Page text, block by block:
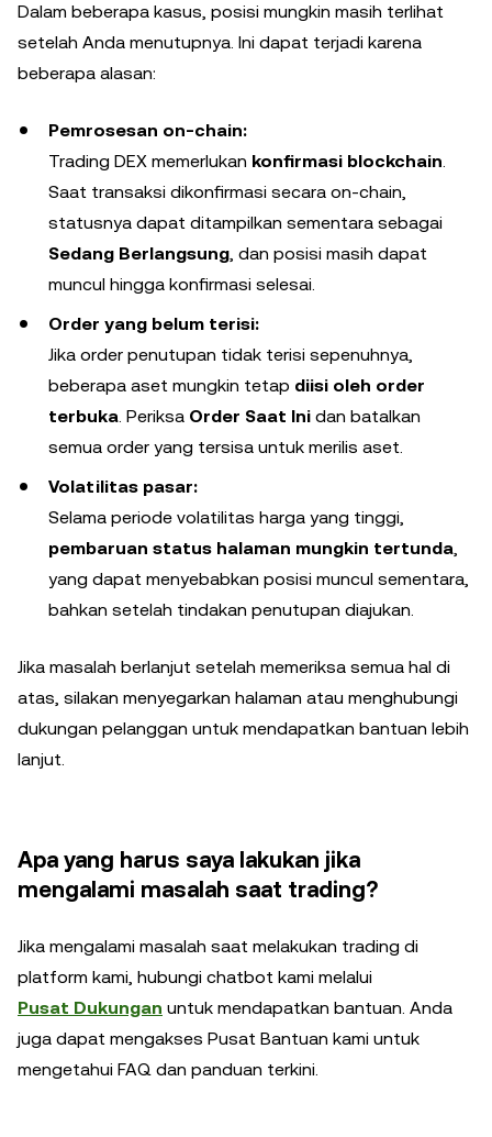
Dalam beberapa kasus, posisi mungkin masih terlihat
setelah Anda menutupnya. Ini dapat terjadi karena
beberapa alasan:
Pemrosesan on-chain:
Trading DEX memerlukan konfirmasi blockchain.
Saat transaksi dikonfirmasi secara on-chain,
statusnya dapat ditampilkan sementara sebagai
Sedang Berlangsung, dan posisi masih dapat
muncul hingga konfirmasi selesai.
Order yang belum terisi:
Jika order penutupan tidak terisi sepenuhnya,
beberapa aset mungkin tetap diisi oleh order
terbuka. Periksa Order Saat Ini dan batalkan
semua order yang tersisa untuk merilis aset.
Volatilitas pasar:
Selama periode volatilitas harga yang tinggi,
pembaruan status halaman mungkin tertunda,
yang dapat menyebabkan posisi muncul sementara,
bahkan setelah tindakan penutupan diajukan.
Jika masalah berlanjut setelah memeriksa semua hal di
atas, silakan menyegarkan halaman atau menghubungi
dukungan pelanggan untuk mendapatkan bantuan lebih
lanjut.
Apa yang harus saya lakukan jika
mengalami masalah saat trading?
Jika mengalami masalah saat melakukan trading di
platform kami, hubungi chatbot kami melalui
Pusat Dukungan untuk mendapatkan bantuan. Anda
juga dapat mengakses Pusat Bantuan kami untuk
mengetahui FAQ dan panduan terkini.